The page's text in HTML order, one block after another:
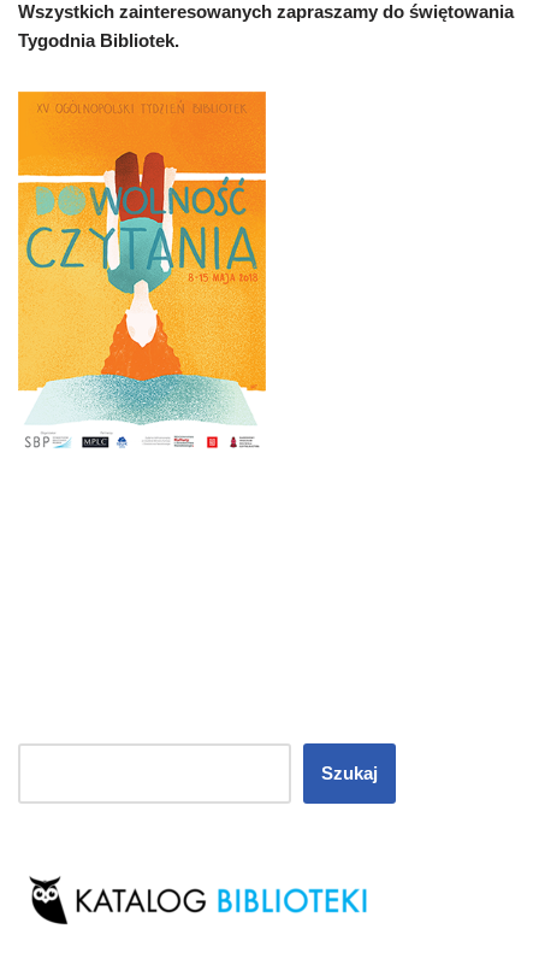
Wszystkich zainteresowanych zapraszamy do świętowania
Tygodnia Bibliotek.
Szukaj